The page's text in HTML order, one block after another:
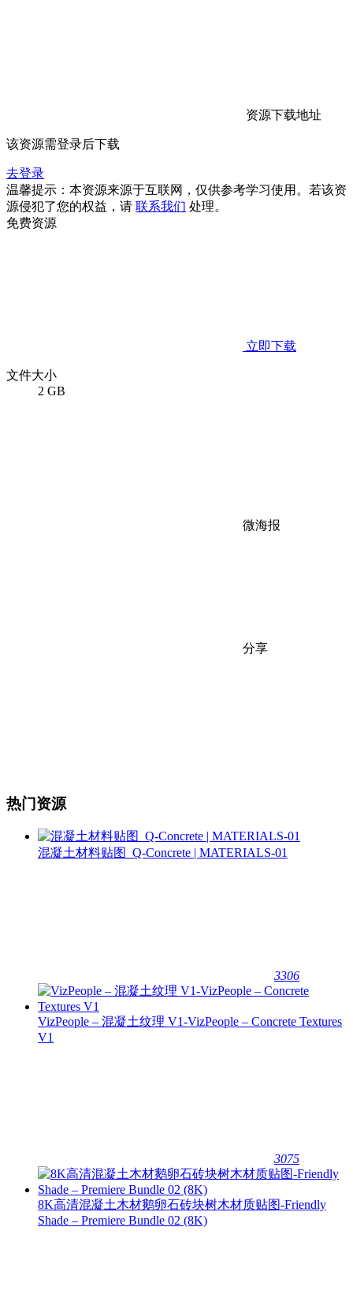
资源下载地址
该资源需登录后下载
去登录
温馨提示：本资源来源于互联网，仅供参考学习使用。若该资
源侵犯了您的权益，请 联系我们 处理。
免费资源
立即下载
文件大小
2 GB
微海报
分享
热门资源
混凝土材料贴图_Q-Concrete | MATERIALS-01
3306
VizPeople – 混凝土纹理 V1-VizPeople – Concrete Textures
V1
3075
8K高清混凝土木材鹅卵石砖块树木材质贴图-Friendly
Shade – Premiere Bundle 02 (8K)